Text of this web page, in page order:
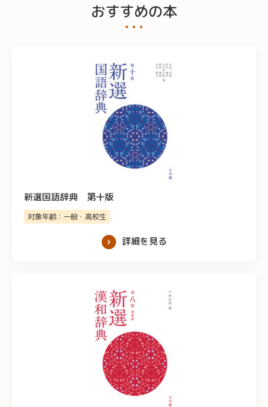
おすすめの本
新選国語辞典 第十版
対象年齢：一般・高校生
詳細を見る